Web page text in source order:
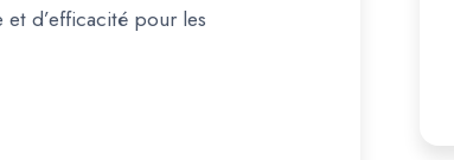
d’efficacité pour les